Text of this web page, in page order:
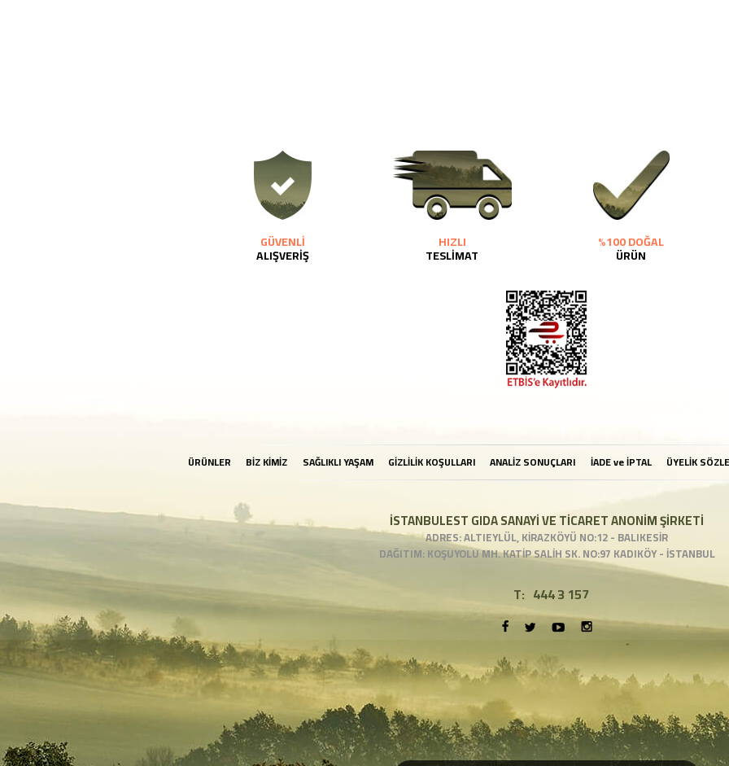
GÜVENLİ
ALIŞVERİŞ
HIZLI
TESLİMAT
%100 DOĞAL
ÜRÜN
ÜRÜNLER BİZ KİMİZ SAĞLIKLI YAŞAM GİZLİLİK KOŞULLARI ANALİZ SONUÇLARI İADE ve İPTAL ÜYELİK
İSTANBULEST GIDA SANAYİ VE TİCARET ANONİM ŞİRKETİ
ADRES: ALTIEYLÜL, KİRAZKÖYÜ NO:12 - BALIKESİR
DAĞITIM: KOŞUYOLU MH. KATİP SALİH SK. NO:97 KADIKÖY - İSTANBUL
T: 444 3 157